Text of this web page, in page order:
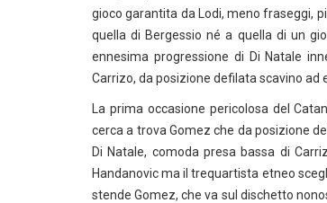
gioco garantita da Lodi, meno fraseggi,
quella di Bergessio né a quella di un
ennesima progressione di Di Natale
Carrizo, da posizione defilata scavino ad
La prima occasione pericolosa del
cerca a trova Gomez che da posizione
Di Natale, comoda presa bassa di
Handanovic ma il trequartista etneo
stende Gomez, che va sul dischetto